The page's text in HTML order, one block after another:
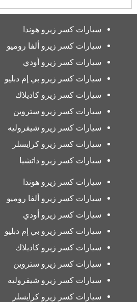
سيارات كسر زيرو هوندا
سيارات كسر زيرو ألفا روميو
سيارات كسر زيرو أودي
سيارات كسر زيرو بي إم دبليو
سيارات كسر زيرو كاديلاك
سيارات كسر زيرو ستروين
سيارات كسر زيرو شيفروليه
سيارات كسر زيرو كرايسلر
سيارات كسر زيرو داتشيا
سيارات كسر زيرو هوندا
سيارات كسر زيرو ألفا روميو
سيارات كسر زيرو أودي
سيارات كسر زيرو بي إم دبليو
سيارات كسر زيرو كاديلاك
سيارات كسر زيرو ستروين
سيارات كسر زيرو شيفروليه
سيارات كسر زيرو كرايسلر